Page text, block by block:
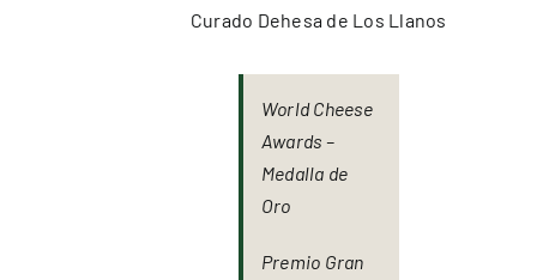
Curado Dehesa de Los Llanos
World Cheese
Awards –
Medalla de
Oro
Premio Gran